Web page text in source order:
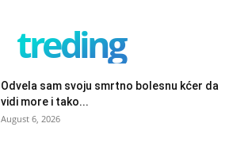
treding
Odvela sam svoju smrtno bolesnu kćer da
vidi more i tako...
August 6, 2026